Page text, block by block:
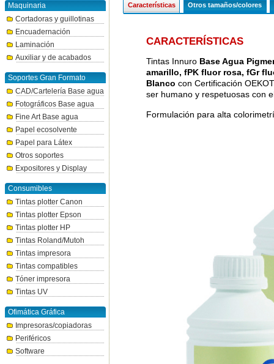
Maquinaria
Cortadoras y guillotinas
Encuadernación
Laminación
Auxiliar y de acabados
Soportes Gran Formato
CAD/Cartelería Base agua
Fotográficos Base agua
Fine Art Base agua
Papel ecosolvente
Papel para Látex
Otros soportes
Expositores y Display
Consumibles
Tintas plotter Canon
Tintas plotter Epson
Tintas plotter HP
Tintas Roland/Mutoh
Tintas impresora
Tintas compatibles
Tóner impresora
Tintas UV
Ofimática Gráfica
Impresoras/copiadoras
Periféricos
Software
Características Otros tamaños/colores
CARACTERÍSTICAS
Tintas Innuro Base Agua
amarillo, fPK fluor rosa, fGr
Blanco con Certificación
ser humano y respetuosas con
Formulación para alta